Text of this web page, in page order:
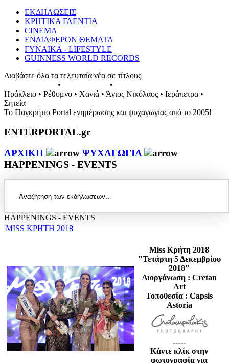
ΕΚΔΗΛΩΣΕΙΣ
ΚΡΗΤΙΚΑ ΓΛΕΝΤΙΑ
CINEMA
ΕΝΔΙΑΦΕΡΟΝ ΘΕΜΑΤΑ
ΓΥΝΑΙΚΑ - LIFESTYLE
GUINNESS WORLD RECORDS
Διαβάστε όλα τα τελευταία νέα σε τίτλους
• •
Ηράκλειο • Ρέθυμνο • Χανιά • Άγιος Νικόλαος • Ιεράπετρα •
Σητεία
Το Παγκρήτιο Portal ενημέρωσης και ψυχαγωγίας από το 2005!
ENTERPORTAL.gr
ΑΡΧΙΚΗ
ΨΥΧΑΓΩΓΙΑ
HAPPENINGS - EVENTS
HAPPENINGS - EVENTS
MISS ΚΡΗΤΗ 2018
Miss Κρήτη 2018
"Τετάρτη 5Δεκεμβρίου
2018"
Διοργάνωση : Cretan
Art
Τοποθεσία : Capsis
Astoria
-----
Κάντε κλίκ στην
φωτογραφία για